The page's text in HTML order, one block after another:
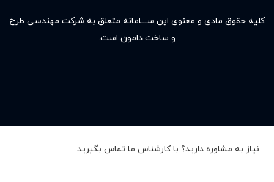
کلیه حقوق مادى و معنوى این ســـامانه متعلق به شرکت مهندسی طرح
و ساخت دامون است.
نیاز به مشاوره دارید؟ با کارشناس ما تماس بگیرید.